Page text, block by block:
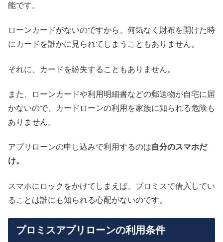
能です。
ローンカードがないのですから、何気なく財布を開けた時
にカードを誰かに見られてしまうこともありません。
それに、カードを紛失することもありません。
また、ローンカードや利用明細書などの郵送物が自宅に届
かないので、カードローンの利用を家族に知られる危険も
ありません。
アプリローンの申し込みで利用するのは自分のスマホだ
け。
スマホにロックをかけてしまえば、プロミスで借入してい
ることは誰にも知られる心配がないのです。
プロミスアプリローンの利用条件